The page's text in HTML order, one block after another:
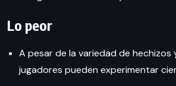
Lo peor
A pesar de la variedad de hechizos
jugadores pueden experimentar